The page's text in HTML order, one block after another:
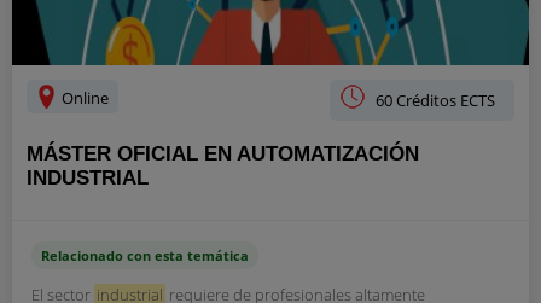
Online 60 Créditos ECTS
MÁSTER OFICIAL EN AUTOMATIZACIÓN
INDUSTRIAL
Relacionado con esta temática
El sector industrial requiere de profesionales altamente